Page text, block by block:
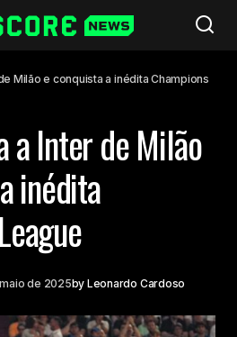
Milão e conquista a inédita Champions
a Inter de Milão
inédita
de 2025by Leonardo Cardoso